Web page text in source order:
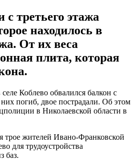
третьего этажа
находилось в
От их веса
плита, которая
Коблево обвалился балкон с
погиб, двое пострадали. Об этом
в Николаевской области в
трое жителей Ивано-Франковской
для трудоустройства
баз.